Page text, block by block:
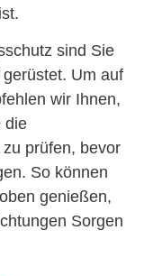
sind Sie
Um auf
wir Ihnen,
die
prüfen, bevor
So können
genießen,
Sorgen